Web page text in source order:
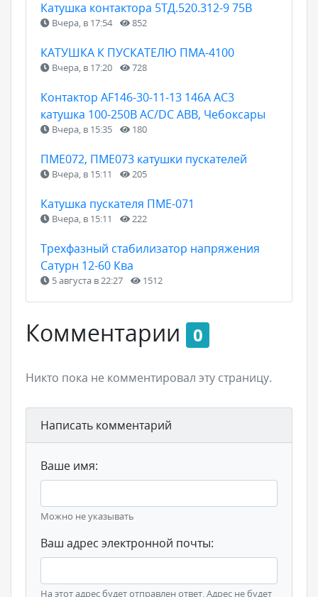
Катушка контактора 5ТД.520.312-9 75В
Вчера, в 17:54 852
КАТУШКА К ПУСКАТЕЛЮ ПМА-4100
Вчера, в 17:20 728
Контактор AF146-30-11-13 146А AC3
катушка 100-250В AC/DC ABB, Чебоксары
Вчера, в 15:35 180
ПМЕ072, ПМЕ073 катушки пускателей
Вчера, в 15:11 205
Катушка пускателя ПМЕ-071
Вчера, в 15:11 222
Трехфазный стабилизатор напряжения
Сатурн 12-60 Ква
5 августа в 22:27 1512
Комментарии 0
Никто пока не комментировал эту страницу.
Написать комментарий
Ваше имя:
Можно не указывать
Ваш адрес электронной почты:
На этот адрес будет отправлен ответ. Адрес не будет